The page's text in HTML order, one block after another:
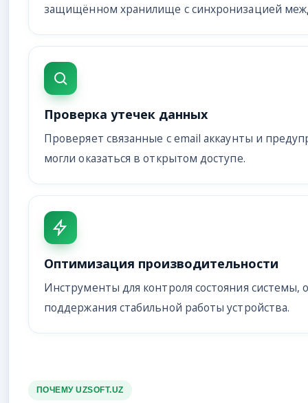
защищённом хранилище с синхронизацией
Проверка утечек данных
Проверяет связанные с email аккаунты и
могли оказаться в открытом доступе.
Оптимизация производительности
Инструменты для контроля состояния системы,
поддержания стабильной работы устройства.
ПОЧЕМУ UZSOFT.UZ